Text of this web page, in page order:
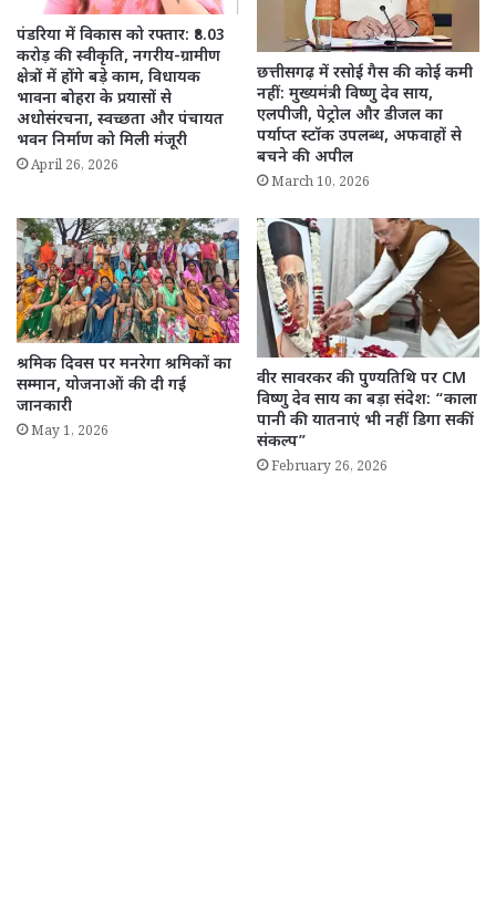
पंडरिया में विकास को रफ्तार: ₹8.03
करोड़ की स्वीकृति, नगरीय-ग्रामीण
क्षेत्रों में होंगे बड़े काम, विधायक
भावना बोहरा के प्रयासों से
अधोसंरचना, स्वच्छता और पंचायत
भवन निर्माण को मिली मंजूरी
April 26, 2026
छत्तीसगढ़ में रसोई गैस की कोई कमी
नहीं: मुख्यमंत्री विष्णु देव साय,
एलपीजी, पेट्रोल और डीजल का
पर्याप्त स्टॉक उपलब्ध, अफवाहों से
बचने की अपील
March 10, 2026
श्रमिक दिवस पर मनरेगा श्रमिकों का
सम्मान, योजनाओं की दी गई
जानकारी
May 1, 2026
वीर सावरकर की पुण्यतिथि पर CM
विष्णु देव साय का बड़ा संदेश: “काला
पानी की यातनाएं भी नहीं डिगा सकीं
संकल्प”
February 26, 2026